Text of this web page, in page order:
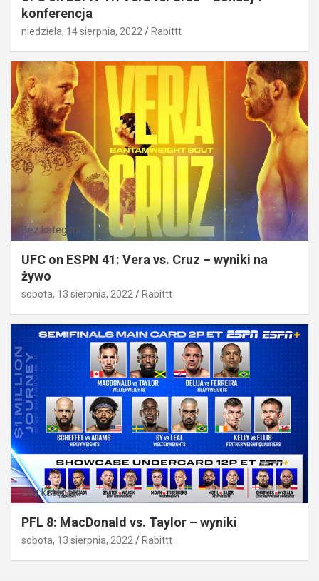
konferencja
niedziela, 14 sierpnia, 2022 Rabittt
Bez kategorii
UFC on ESPN 41: Vera vs. Cruz – wyniki na
żywo
sobota, 13 sierpnia, 2022 Rabittt
Bez kategorii
PFL 8: MacDonald vs. Taylor – wyniki
sobota, 13 sierpnia, 2022 Rabittt